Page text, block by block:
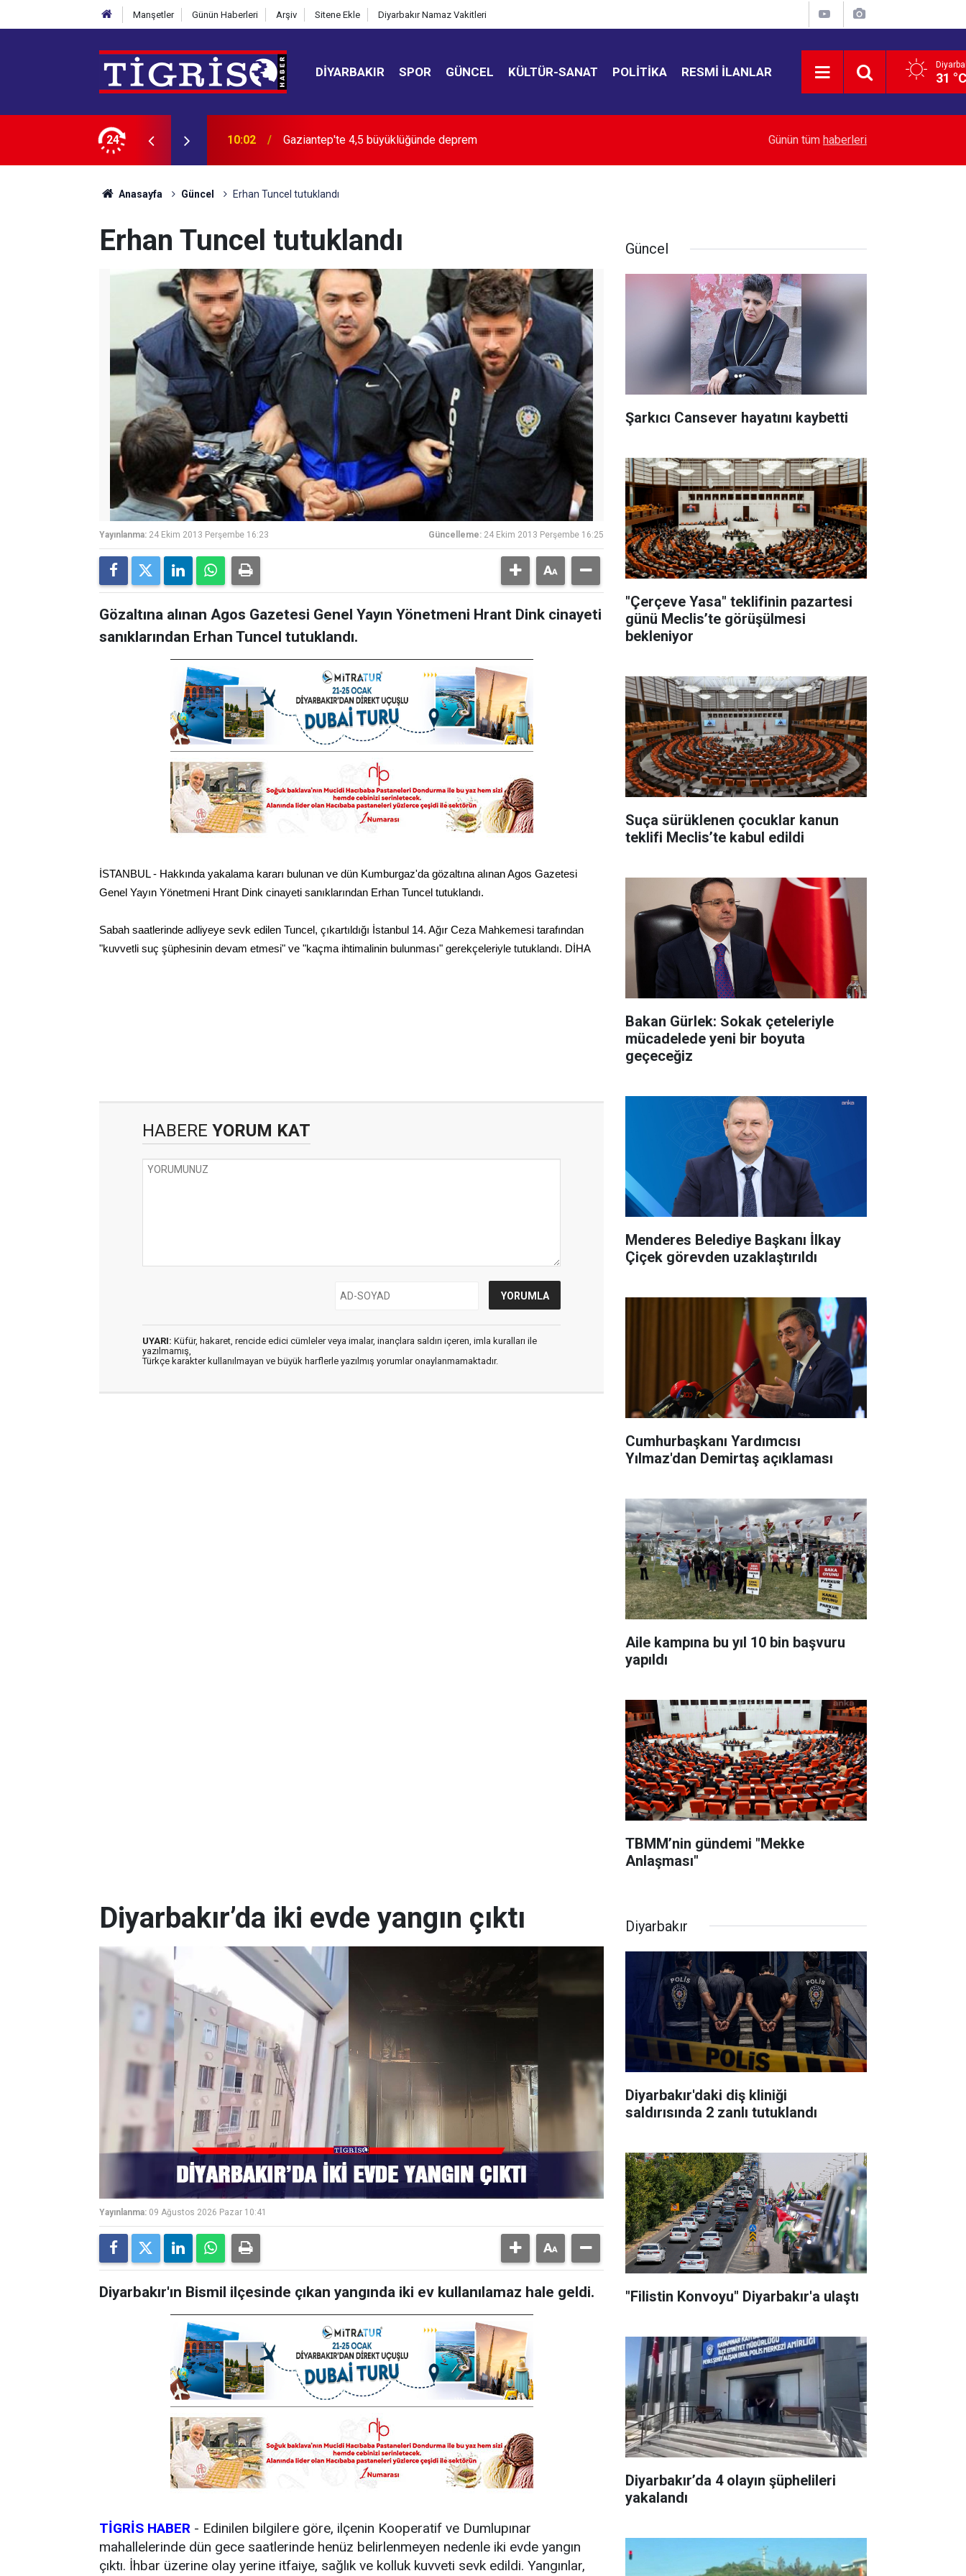
Manşetler Günün Haberleri Arşiv Sitene Ekle Diyarbakır Namaz Vakitleri
DIYARBAKIR SPOR GÜNCEL KÜLTÜR-SANAT POLITIKA RESMI İLANLAR 31
24 10:01 Şarkıcı Cansever hayatını kaybetti İş yeri önünde korkutan yangın
Günün tüm haberleri
Anasayfa Güncel Erhan Tuncel tutuklandı
Erhan Tuncel tutuklandı
Yayınlanma: 24 Ekim 2013 Perşembe 16:23 Güncelleme: 24 Ekim 2013 Perşembe 16:25
Gözaltına alınan Agos Gazetesi Genel Yayın Yönetmeni Hrant Dink cinayeti
sanıklarından Erhan Tuncel tutuklandı.
İSTANBUL - Hakkında yakalama kararı bulunan ve dün Kumburgaz'da gözaltına alınan Agos Gazetesi
Genel Yayın Yönetmeni Hrant Dink cinayeti sanıklarından Erhan Tuncel tutuklandı.
Sabah saatlerinde adliyeye sevk edilen Tuncel, çıkartıldığı İstanbul 14. Ağır Ceza Mahkemesi tarafından
"kuvvetli suç şüphesinin devam etmesi" ve "kaçma ihtimalinin bulunması" gerekçeleriyle tutuklandı. DİHA
HABERE YORUM KAT
UYARI: Küfür, hakaret, rencide edici cümleler veya imalar, inançlara saldırı içeren, imla kuralları ile
yazılmamış,
Türkçe karakter kullanılmayan ve büyük harflerle yazılmış yorumlar onaylanmamaktadır.
Güncel
Şarkıcı Cansever hayatını kaybetti
"Çerçeve Yasa" teklifinin pazartesi
günü Meclis’te görüşülmesi
bekleniyor
Suça sürüklenen çocuklar kanun
teklifi Meclis’te kabul edildi
Bakan Gürlek: Sokak çeteleriyle
mücadelede yeni bir boyuta
geçeceğiz
Menderes Belediye Başkanı İlkay
Çiçek görevden uzaklaştırıldı
Cumhurbaşkanı Yardımcısı
Yılmaz'dan Demirtaş açıklaması
Aile kampına bu yıl 10 bin başvuru
yapıldı
TBMM’nin gündemi "Mekke
Anlaşması"
Diyarbakır’da iki evde yangın çıktı
Yayınlanma: 09 Ağustos 2026 Pazar 10:41
Diyarbakır'ın Bismil ilçesinde çıkan yangında iki ev kullanılamaz hale geldi.
TİGRİS HABER - Edinilen bilgilere göre, ilçenin Kooperatif ve Dumlupınar
mahallelerinde dün gece saatlerinde henüz belirlenmeyen nedenle iki evde yangın
çıktı. İhbar üzerine olay yerine itfaiye, sağlık ve kolluk kuvveti sevk edildi. Yangınlar,
Diyarbakır
Diyarbakır'daki diş kliniği
saldırısında 2 zanlı tutuklandı
"Filistin Konvoyu" Diyarbakır'a ulaştı
Diyarbakır’da 4 olayın şüphelileri
yakalandı